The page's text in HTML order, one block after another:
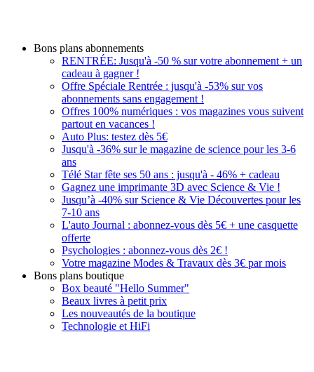
Bons plans abonnements
RENTRÉE: Jusqu'à -50 % sur votre abonnement + un
cadeau à gagner !
Offre Spéciale Rentrée : jusqu'à -53% sur vos
abonnements sans engagement !
Offres 100% numériques : vos magazines vous suivent
partout en vacances !
Auto Plus: testez dès 5€
Jusqu'à -36% sur le magazine de science pour les 3-6
ans
Télé Star fête ses 50 ans : jusqu'à - 46% + cadeau
Gagnez une imprimante 3D avec Science & Vie !
Jusqu’à -40% sur Science & Vie Découvertes pour les
7-10 ans
L'auto Journal : abonnez-vous dès 5€ + une casquette
offerte
Psychologies : abonnez-vous dès 2€ !
Votre magazine Modes & Travaux dès 3€ par mois
Bons plans boutique
Box beauté "Hello Summer"
Beaux livres à petit prix
Les nouveautés de la boutique
Technologie et HiFi